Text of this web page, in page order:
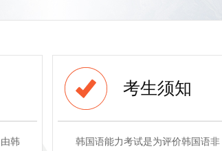
韩
考生须知
韩国语能力考试是为评价韩国语非